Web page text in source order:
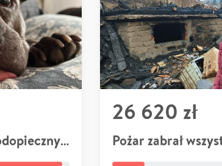
Badania i leczenie podopiecznych
26 620 zł
Pożar zabrał